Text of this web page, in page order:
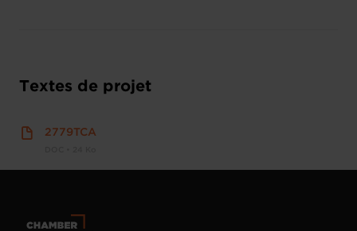
Textes de projet
2779TCA